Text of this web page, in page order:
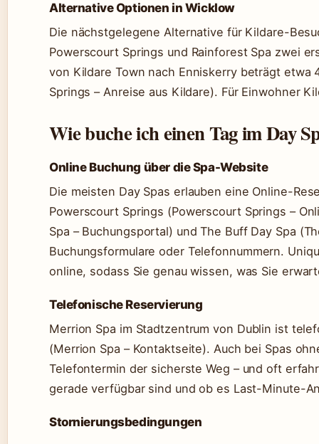
Alternative Optionen in Wicklow
Die nächstgelegene Alternative für Kildare-
Powerscourt Springs und Rainforest Spa zwei
von Kildare Town nach Enniskerry beträgt etwa
Springs – Anreise aus Kildare). Für Einwohner
Wie buche ich einen Tag im Day
Online Buchung über die Spa-Website
Die meisten Day Spas erlauben eine Online-
Powerscourt Springs (Powerscourt Springs –
Spa – Buchungsportal) und The Buff Day Spa
Buchungsformulare oder Telefonnummern.
online, sodass Sie genau wissen, was Sie
Telefonische Reservierung
Merrion Spa im Stadtzentrum von Dublin ist
(Merrion Spa – Kontaktseite). Auch bei Spas
Telefontermin der sicherste Weg – und oft
gerade verfügbar sind und ob es Last-Minute-
Stornierungsbedingungen